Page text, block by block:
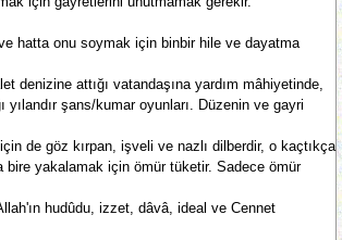
ve hatta onu soymak için binbir hile ve dayatma
denizine attığı vatandaşına yardım mâhiyetinde,
yılandır şans/kumar oyunları. Düzenin ve gayri
de göz kırpan, işveli ve nazlı dilberdir, o kaçtıkça
bire yakalamak için ömür tüketir. Sadece ömür
hudûdu, izzet, dâvâ, ideal ve Cennet